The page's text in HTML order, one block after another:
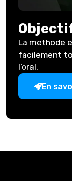
La méthode
facilement
l’oral.
En